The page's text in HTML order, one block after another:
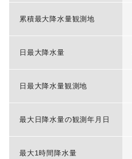
累積最大降水量観測地
日最大降水量
日最大降水量観測地
最大日降水量の観測年月日
最大1時間降水量